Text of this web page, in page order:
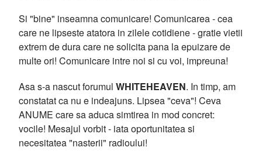
Si "bine" inseamna comunicare! Comunicarea - cea
care ne lipseste atatora in zilele cotidiene - gratie vietii
extrem de dura care ne solicita pana la epuizare de
multe ori! Comunicare intre noi si cu voi, impreuna!
Asa s-a nascut forumul WHITEHEAVEN. In timp, am
constatat ca nu e indeajuns. Lipsea "ceva"! Ceva
ANUME care sa aduca simtirea in mod concret:
vocile! Mesajul vorbit - iata oportunitatea si
necesitatea "nasterii" radioului!